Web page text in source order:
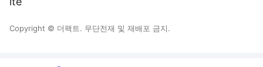
Copyright © 더팩트. 무단전재 및 재배포 금지.